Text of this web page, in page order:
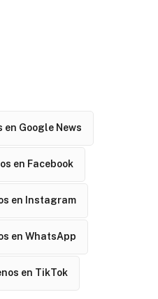
en Google News
en Facebook
en Instagram
en WhatsApp
en TikTok